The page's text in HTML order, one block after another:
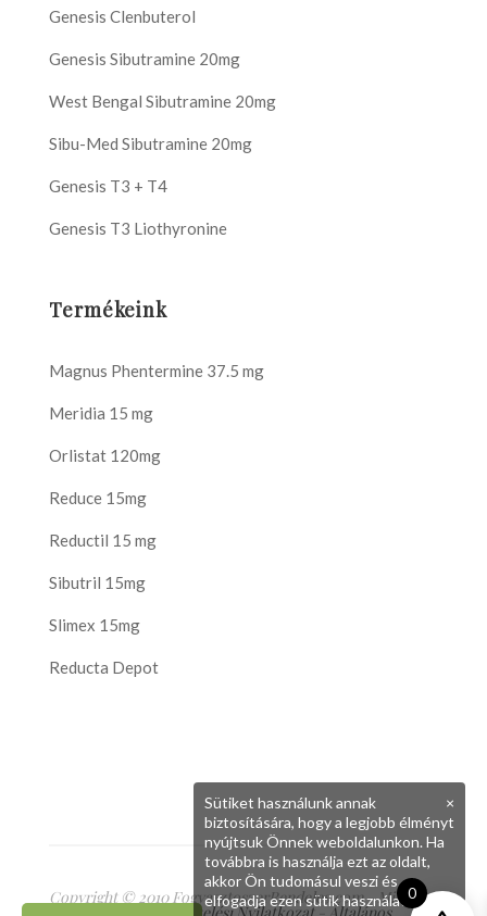
Genesis Clenbuterol
Genesis Sibutramine 20mg
West Bengal Sibutramine 20mg
Sibu-Med Sibutramine 20mg
Genesis T3 + T4
Genesis T3 Liothyronine
Termékeink
Magnus Phentermine 37.5 mg
Meridia 15 mg
Orlistat 120mg
Reduce 15mg
Reductil 15 mg
Sibutril 15mg
Slimex 15mg
Reducta Depot
Copyright © 2010 FogyasztoszerRendeles.com - Minden
0
×
Sütiket használunk annak
biztosítására, hogy a legjobb élményt
nyújtsuk Önnek weboldalunkon. Ha
továbbra is használja ezt az oldalt,
akkor Ön tudomásul veszi és
elfogadja ezen sütik használatát.